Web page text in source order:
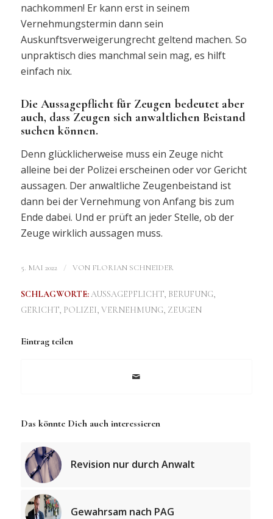
nachkommen! Er kann erst in seinem
Vernehmungstermin dann sein
Auskunftsverweigerungrecht geltend machen. So
unpraktisch dies manchmal sein mag, es hilft
einfach nix.
Die Aussagepflicht für Zeugen bedeutet aber
auch, dass Zeugen sich anwaltlichen Beistand
suchen können.
Denn glücklicherweise muss ein Zeuge nicht
alleine bei der Polizei erscheinen oder vor Gericht
aussagen. Der anwaltliche Zeugenbeistand ist
dann bei der Vernehmung von Anfang bis zum
Ende dabei. Und er prüft an jeder Stelle, ob der
Zeuge wirklich aussagen muss.
5. MAI 2022 / VON FLORIAN SCHNEIDER
SCHLAGWORTE: AUSSAGEPFLICHT, BERUFUNG,
GERICHT, POLIZEI, VERNEHMUNG, ZEUGEN
Eintrag teilen
Das könnte Dich auch interessieren
Revision nur durch Anwalt
Gewahrsam nach PAG